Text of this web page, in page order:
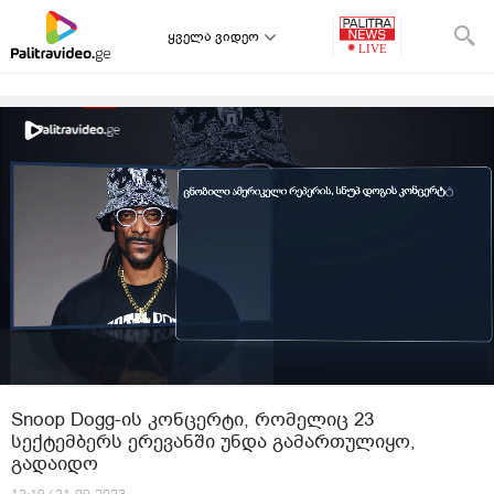
ყველა ვიდეო
Snoop Dogg-ის კონცერტი, რომელიც 23
სექტემბერს ერევანში უნდა გამართულიყო,
გადაიდო